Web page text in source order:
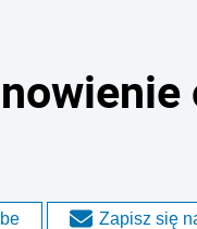
Zapisz się